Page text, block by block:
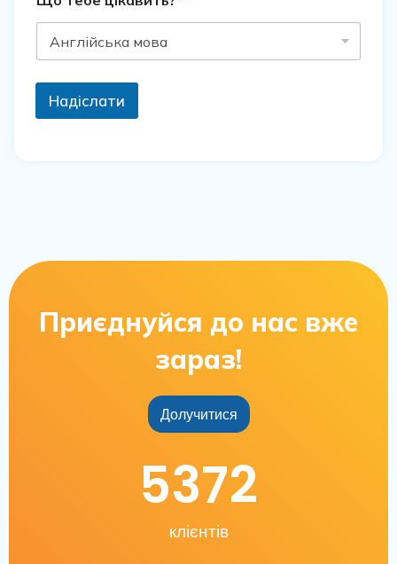
Надіслати
Приєднуйся до нас вже
зараз!
Долучитися
клієнтів
5372